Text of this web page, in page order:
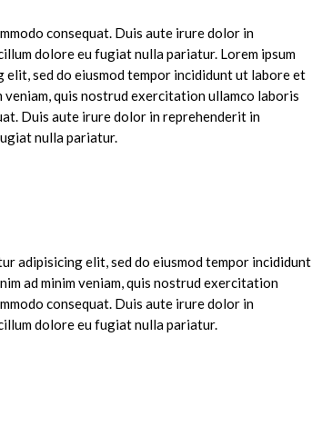
consequat. Duis aute irure dolor in
dolore eu fugiat nulla pariatur. Lorem ipsum
sed do eiusmod tempor incididunt ut labore et
veniam, quis nostrud exercitation ullamco laboris
Duis aute irure dolor in reprehenderit in
nulla pariatur.
adipisicing elit, sed do eiusmod tempor incididunt
ad minim veniam, quis nostrud exercitation
consequat. Duis aute irure dolor in
dolore eu fugiat nulla pariatur.